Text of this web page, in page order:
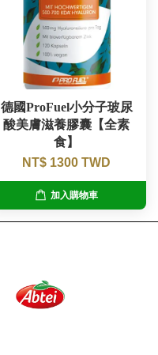
德國ProFuel小分子玻尿
酸美膚滋養膠囊【全素
食】
NT$ 1300 TWD
加入購物車